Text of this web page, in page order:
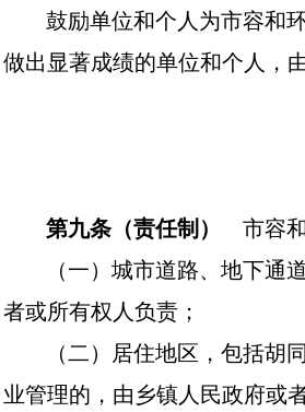
鼓励单位和个人为市容和
做出显著成绩的单位和个人，
第九条 （责任制）
市容
（一）城市道路、地下通
者或所有权人负责 ；
（二）居住地区，包括
业管理的， 由 乡镇人民政府或